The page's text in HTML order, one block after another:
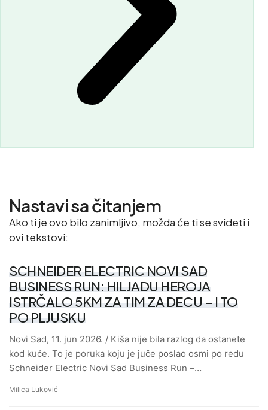
Nastavi sa čitanjem
Ako ti je ovo bilo zanimljivo, možda će ti se svideti i
ovi tekstovi:
SCHNEIDER ELECTRIC NOVI SAD
BUSINESS RUN: HILJADU HEROJA
ISTRČALO 5KM ZA TIM ZA DECU – I TO
PO PLJUSKU
Novi Sad, 11. jun 2026. / Kiša nije bila razlog da ostanete
kod kuće. To je poruka koju je juče poslao osmi po redu
Schneider Electric Novi Sad Business Run –…
Milica Luković